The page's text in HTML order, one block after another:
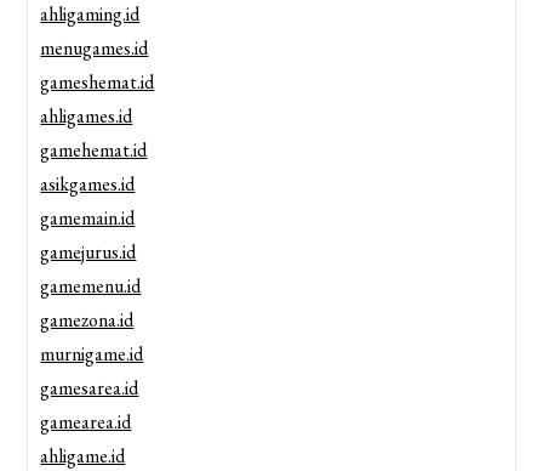
ahligaming.id
menugames.id
gameshemat.id
ahligames.id
gamehemat.id
asikgames.id
gamemain.id
gamejurus.id
gamemenu.id
gamezona.id
murnigame.id
gamesarea.id
gamearea.id
ahligame.id